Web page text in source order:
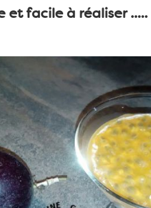
facile à réaliser .....